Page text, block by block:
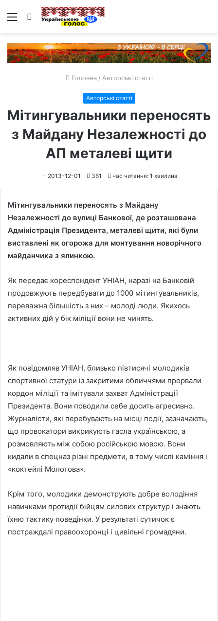
Меню Пошук
Головна / Авторські статті
Авторські статті
Мітингувальники переносять
з Майдану Незалежності до
АП металеві щити
2013-12-01 361 час читання: 1 хвилина
Мітингувальники переносять з Майдану
Незалежності до вулиці Банкової, де розташована
Адміністрація Президента, металеві щити, які були
виставлені як огорожа для монтування новорічного
майданчика з ялинкою.
Як передає кореспондент УНІАН, наразі на Банковій
продовжують передбувати до 1000 мітингувальників,
переважна більшість з них – молоді люди. Якихось
активних дій у бік міліції вони не чинять.
Як повідомляв УНІАН, близько півтисячі молодиків
спортивної статури із закритими обличчями прорвали
кордон міліції та імітували захват Адміністрації
Президента. Вони поводили себе досить агресивно.
Журналісти, які перебувають на місці події, зазначають,
що провокатори викрикують гасла українською, а
розмовляють між собою російською мовою. Вони
кидали в спецназ різні предмети, в тому числі каміння і
«коктейлі Молотова».
Крім того, молодики демонструють добре володіння
навичками протидії бійцям силових структур і знають
їхню тактику поведінки. У результаті сутичок є
постраждалі правоохоронці і цивільні громадяни.